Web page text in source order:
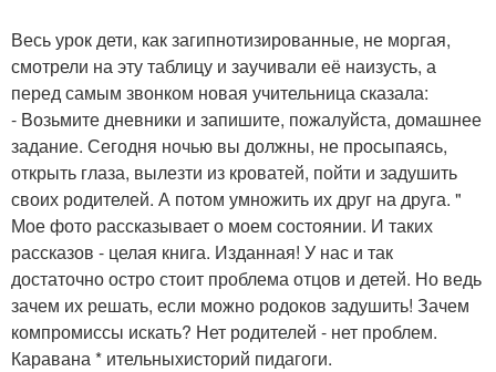
Весь урок дети, как загипнотизированные, не моргая,
смотрели на эту таблицу и заучивали её наизусть, а
перед самым звонком новая учительница сказала:
- Возьмите дневники и запишите, пожалуйста, домашнее
задание. Сегодня ночью вы должны, не просыпаясь,
открыть глаза, вылезти из кроватей, пойти и задушить
своих родителей. А потом умножить их друг на друга. "
Мое фото рассказывает о моем состоянии. И таких
рассказов - целая книга. Изданная! У нас и так
достаточно остро стоит проблема отцов и детей. Но ведь
зачем их решать, если можно родоков задушить! Зачем
компромиссы искать? Нет родителей - нет проблем.
Каравана * ительныхисторий пидагоги.